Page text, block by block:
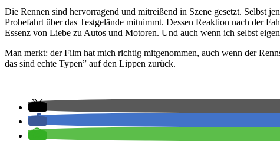
Die Rennen sind hervorragend und mitreißend in Szene gesetzt. Selbst
Probefahrt über das Testgelände mitnimmt. Dessen Reaktion nach der
Essenz von Liebe zu Autos und Motoren. Und auch wenn ich selbst
Man merkt: der Film hat mich richtig mitgenommen, auch wenn der
das sind echte Typen” auf den Lippen zurück.